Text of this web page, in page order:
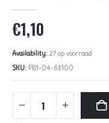
€1,10
Availability: 27 op voorraad
SKU: PB1-04-63100